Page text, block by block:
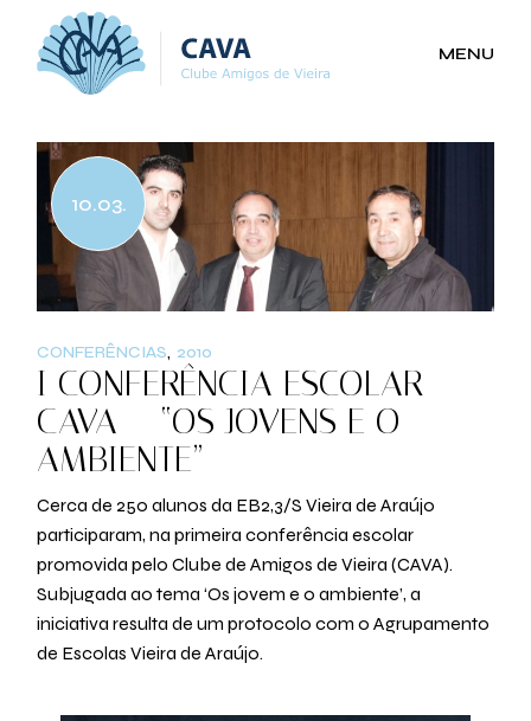
content
MENU
10.03.
CONFERÊNCIAS 2010
I CONFERÊNCIA ESCOLAR
CAVA – “OS JOVENS E O
AMBIENTE”
Cerca de 250 alunos da EB2,3/S Vieira de Araújo
participaram, na primeira conferência escolar
promovida pelo Clube de Amigos de Vieira (CAVA).
Subjugada ao tema ‘Os jovem e o ambiente’, a
iniciativa resulta de um protocolo com o Agrupamento
de Escolas Vieira de Araújo.